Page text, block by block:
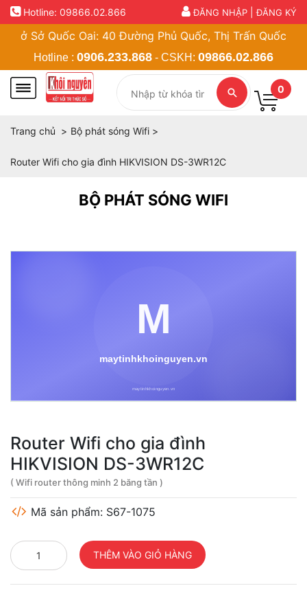
ĐĂNG NHẬP |ĐĂNG KÝ
Hotline: 09866.02.866
Quốc Oai: 40 Đường Phủ Quốc, Thị Trấn Quốc Oai,
Hotline : 0906.233.868 - CSKH: 09866.02.866
0
Trang chủ Bộ phát sóng Wifi
Router Wifi cho gia đình HIKVISION DS-3WR12C
BỘ PHÁT SÓNG WIFI
Router Wifi cho gia đình
HIKVISION DS-3WR12C
( Wifi router thông minh 2 băng tần )
Mã sản phẩm: S67-1075